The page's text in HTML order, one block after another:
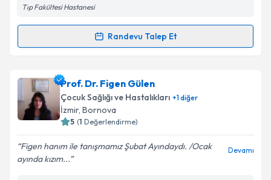
Kişisel verilerimin işlenmesine ilişkinAydınlatma
kapsamda işlenmesini kabul ediyorum.
Takvim Talebini Gönder
Tıp Fakültesi Hastanesi
Randevu Talep Et
Randevu Takvimi Talebi
Prof. Dr. Özge Altun Köroğlu
talebi oluşturun. Size bu uzmandan randevu almanız
için bir takvim hazırlandığında e-posta ile
bilgilendireceğiz.
E-posta Adresiniz
Prof. Dr. Figen Gülen
Çocuk Sağlığı ve Hastalıkları +1diğer
İzmir, Bornova
5 (1 Değerlendirme)
Figen hanım ile tanışmamız Şubat Ayındaydı. /Ocak
ayında kızım...
Devamı